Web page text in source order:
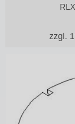
zzgl.